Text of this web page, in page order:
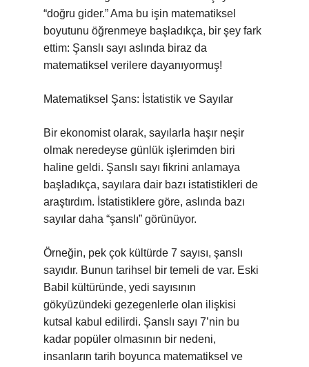
“doğru gider.” Ama bu işin matematiksel
boyutunu öğrenmeye başladıkça, bir şey fark
ettim: Şanslı sayı aslında biraz da
matematiksel verilere dayanıyormuş!
Matematiksel Şans: İstatistik ve Sayılar
Bir ekonomist olarak, sayılarla haşır neşir
olmak neredeyse günlük işlerimden biri
haline geldi. Şanslı sayı fikrini anlamaya
başladıkça, sayılara dair bazı istatistikleri de
araştırdım. İstatistiklere göre, aslında bazı
sayılar daha “şanslı” görünüyor.
Örneğin, pek çok kültürde 7 sayısı, şanslı
sayıdır. Bunun tarihsel bir temeli de var. Eski
Babil kültüründe, yedi sayısının
gökyüzündeki gezegenlerle olan ilişkisi
kutsal kabul edilirdi. Şanslı sayı 7’nin bu
kadar popüler olmasının bir nedeni,
insanların tarih boyunca matematiksel ve